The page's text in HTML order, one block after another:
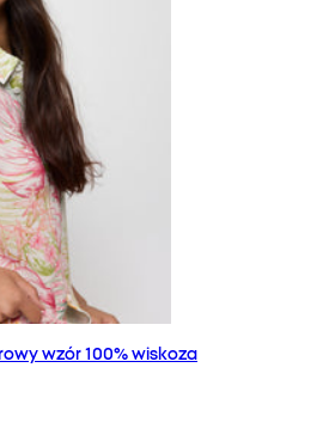
wzór 100% wiskoza